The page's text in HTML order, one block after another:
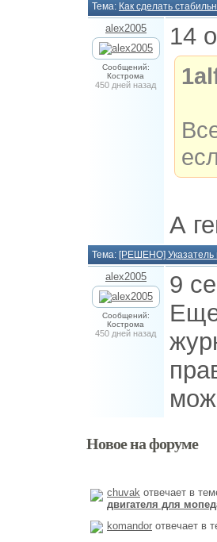
Тема: Как сделать
alex2005
Сообщений:
Кострома
450 дней назад
14
А
Тема: [РЕШЕНО] Указатель
alex2005
Сообщений:
Кострома
450 дней назад
9
Еще
Новое на форуме
chuvak отвечает в
двигателя для
komandor отвечает в